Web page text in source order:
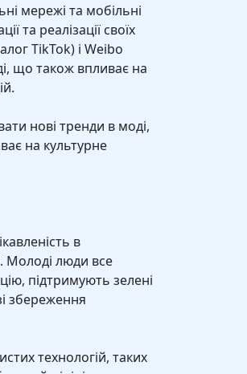
мережі та мобільні
та реалізації своїх
TikTok) і Weibo
що також впливає на
нові тренди в моді,
на культурне
в
Молоді люди все
підтримують зелені
збереження
технологій, таких